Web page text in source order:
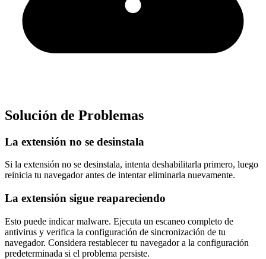
Solución de Problemas
La extensión no se desinstala
Si la extensión no se desinstala, intenta deshabilitarla primero, luego
reinicia tu navegador antes de intentar eliminarla nuevamente.
La extensión sigue reapareciendo
Esto puede indicar malware. Ejecuta un escaneo completo de
antivirus y verifica la configuración de sincronización de tu
navegador. Considera restablecer tu navegador a la configuración
predeterminada si el problema persiste.